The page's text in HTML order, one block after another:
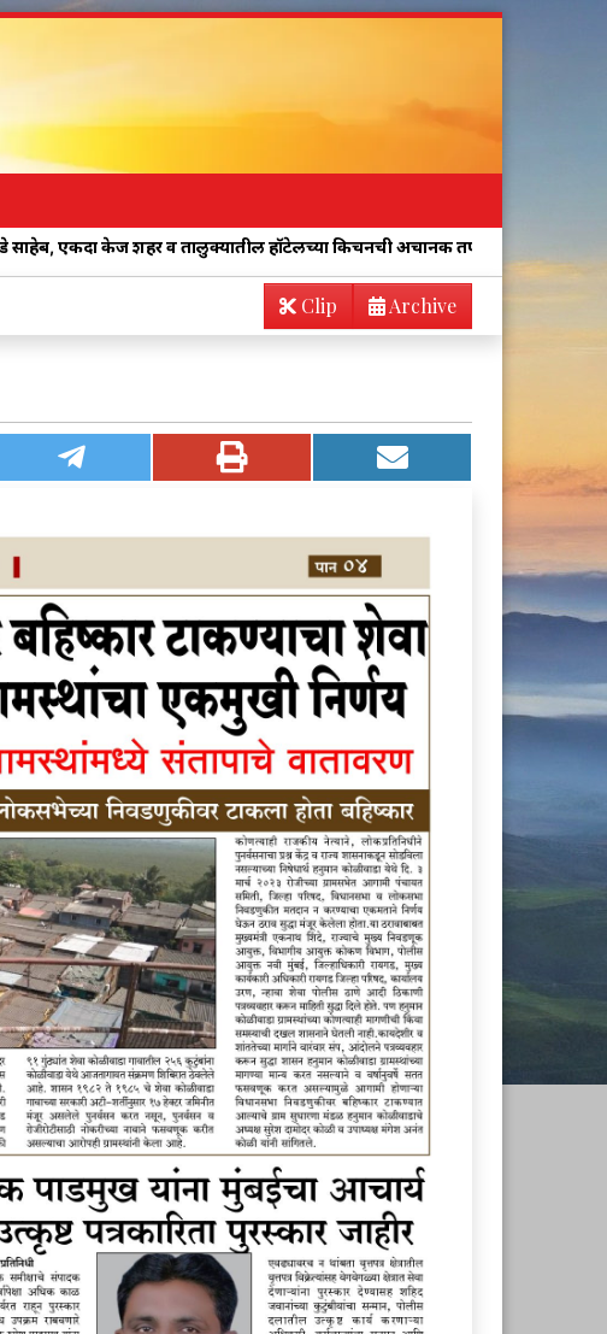
शहर व तालुक्यातील हॉटेलच्या किचनची अचानक तपासणी करा!
Archive
Clip